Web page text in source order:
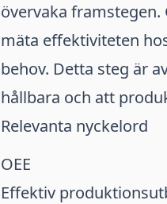
övervaka
mäta effektiviteten
behov. Detta steg är
hållbara och att
Relevanta nyckelord
OEE
Effektiv